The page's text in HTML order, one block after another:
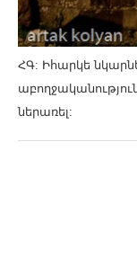
ՀԳ: Իհարկե
ներառել: